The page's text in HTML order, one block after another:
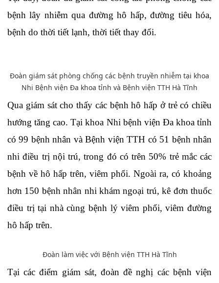
bệnh lây nhiễm qua đường hô hấp, đường tiêu hóa,
bệnh do thời tiết lạnh, thời tiết thay đổi.
Đoàn giám sát phòng chống các bệnh truyền nhiễm tại khoa
Nhi Bệnh viện Đa khoa tỉnh và Bệnh viện TTH Hà Tĩnh
Qua giám sát cho thấy các bệnh hô hấp ở trẻ có chiều
hướng tăng cao. Tại khoa Nhi bệnh viện Đa khoa tỉnh
có 99 bệnh nhân và Bệnh viện TTH có 51 bệnh nhân
nhi điều trị nội trú, trong đó có trên 50% trẻ mắc các
bệnh về hô hấp trên, viêm phổi. Ngoài ra, có khoảng
hơn 150 bệnh nhân nhi khám ngoại trú, kê đơn thuốc
điều trị tại nhà cùng bệnh lý viêm phổi, viêm đường
hô hấp trên.
Đoàn làm việc với Bệnh viện TTH Hà Tĩnh
Tại các điểm giám sát, đoàn đề nghị các bệnh viện